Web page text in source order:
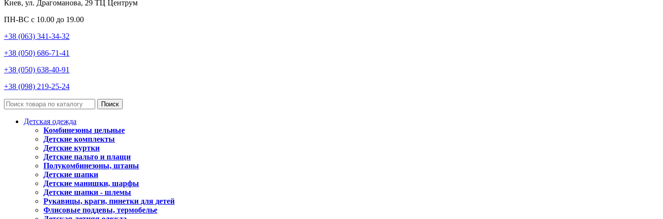
Киев, ул. Драгоманова, 29 ТЦ Центрум
ПН-ВС с 10.00 до 19.00
+38 (063) 341-34-32
+38 (050) 686-71-41
+38 (050) 638-40-91
+38 (098) 219-25-24
Поиск
Детская одежда
Комбинезоны цельные
Детские комплекты
Детские куртки
Детские пальто и плащи
Полукомбинезоны, штаны
Детские шапки
Детские манишки, шарфы
Детские шапки - шлемы
Рукавицы, краги, пинетки для детей
Флисовые поддевы, термобелье